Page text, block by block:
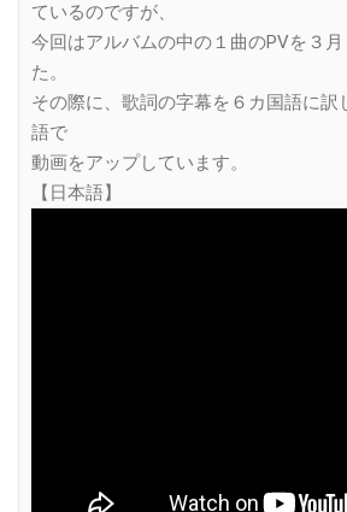
ているのですが、
今回はアルバムの中の１曲のPVを３
た。
その際に、歌詞の字幕を６カ国語に訳
語で
動画をアップしています。
【日本語】